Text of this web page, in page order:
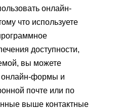
онлайн-
что используете
доступности,
вы можете
онлайн-формы и
почте или по
выше контактные